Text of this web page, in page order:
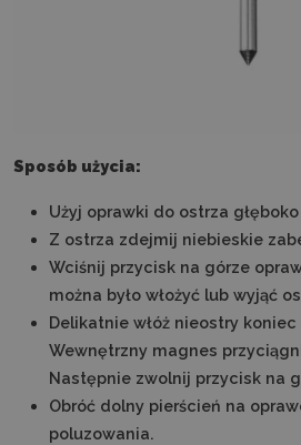
Sposób użycia:
Użyj oprawki do ostrza
Z ostrza zdejmij niebieskie
Wciśnij przycisk na górze
można było włożyć lub wyjąć
Delikatnie włóż nieostry
Wewnętrzny magnes
Następnie zwolnij przycisk na
Obróć dolny pierścień na
poluzowania.